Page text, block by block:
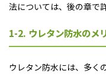
法については、後の章で
1-2. ウレタン防水のメ
ウレタン防水には、多く